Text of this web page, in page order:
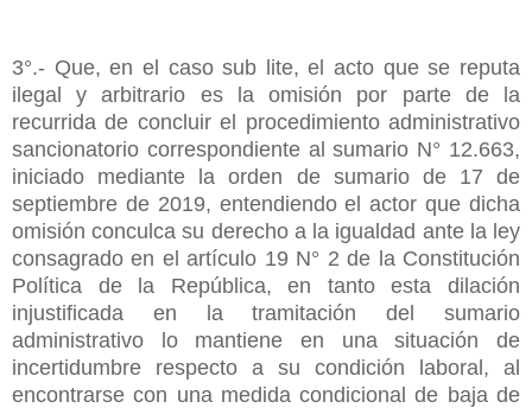
3°.- Que, en el caso sub lite, el acto que se reputa
ilegal y arbitrario es la omisión por parte de la
recurrida de concluir el procedimiento administrativo
sancionatorio correspondiente al sumario N° 12.663,
iniciado mediante la orden de sumario de 17 de
septiembre de 2019, entendiendo el actor que dicha
omisión conculca su derecho a la igualdad ante la ley
consagrado en el artículo 19 N° 2 de la Constitución
Política de la República, en tanto esta dilación
injustificada en la tramitación del sumario
administrativo lo mantiene en una situación de
incertidumbre respecto a su condición laboral, al
encontrarse con una medida condicional de baja de